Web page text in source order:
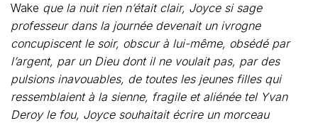
Wake que la nuit rien n’était clair, Joyce si sage
professeur dans la journée devenait un ivrogne
concupiscent le soir, obscur à lui-même, obsédé par
l’argent, par un Dieu dont il ne voulait pas, par des
pulsions inavouables, de toutes les jeunes filles qui
ressemblaient à la sienne, fragile et aliénée tel Yvan
Deroy le fou, Joyce souhaitait écrire un morceau